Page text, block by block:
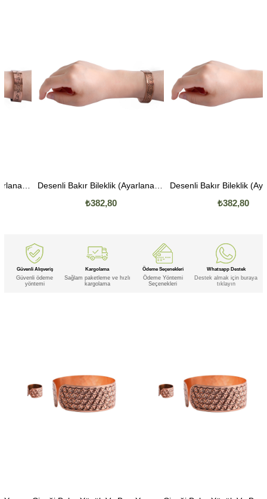
Desenli Bakır Bileklik (Ayarlanabilir) Model 5 Desenli Bakır Bileklik (Ayarlanabilir) Model 3
₺382,80 ₺382,80
Güvenli Alışveriş
Güvenli ödeme
yöntemi
Kargolama
Sağlam paketleme ve hızlı
kargolama
Ödeme Seçenekleri
Ödeme Yöntemi
Seçenekleri
Whatsapp Destek
Destek almak için buraya
tıklayın